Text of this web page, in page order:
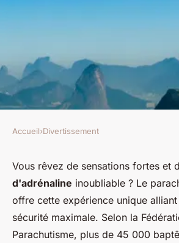
Vivez l'adrénaline
en parachute
Éden•6 janvier 2026 •7 min de lecture
Accueil›Divertissement
Vous rêvez de sensations fortes et
d'adrénaline inoubliable ? Le
offre cette expérience unique
sécurité maximale. Selon la
Parachutisme, plus de 45 000